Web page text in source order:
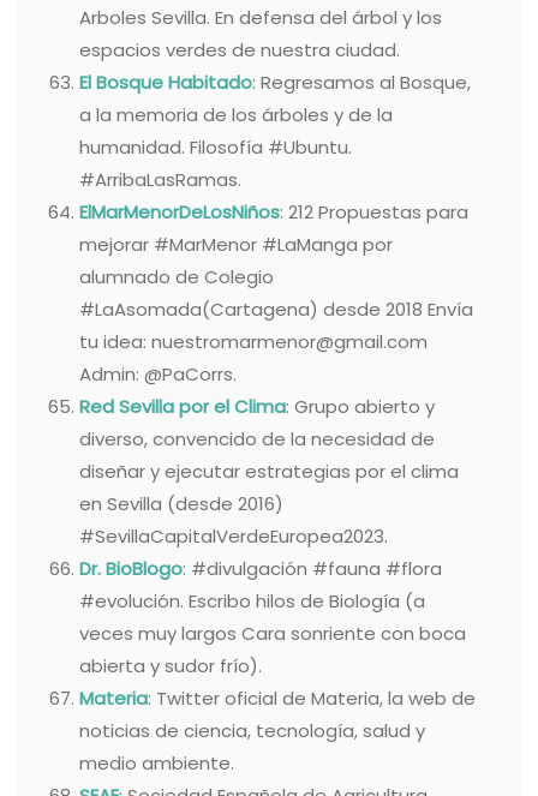
Arboles Sevilla. En defensa del árbol y los
espacios verdes de nuestra ciudad.
El Bosque Habitado: Regresamos al Bosque,
a la memoria de los árboles y de la
humanidad. Filosofía #Ubuntu.
#ArribaLasRamas.
ElMarMenorDeLosNiños: 212 Propuestas para
mejorar #MarMenor #LaManga por
alumnado de Colegio
#LaAsomada(Cartagena) desde 2018 Envía
tu idea: nuestromarmenor@gmail.com
Admin: @PaCorrs.
Red Sevilla por el Clima: Grupo abierto y
diverso, convencido de la necesidad de
diseñar y ejecutar estrategias por el clima
en Sevilla (desde 2016)
#SevillaCapitalVerdeEuropea2023.
Dr. BioBlogo: #divulgación #fauna #flora
#evolución. Escribo hilos de Biología (a
veces muy largos Cara sonriente con boca
abierta y sudor frío).
Materia: Twitter oficial de Materia, la web de
noticias de ciencia, tecnología, salud y
medio ambiente.